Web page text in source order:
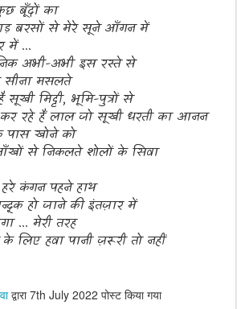
बूँदों का
बरसों से मेरे सूने आँगन में
में ...
अभी-अभी इस रस्ते से
सीना मसलते
मिट्टी, भूमि-पुत्रों से
कर रहे हैं लाल जो सूखी धरती का आनन
पास खोने को
से निकलते शोलों के सिवा
कंगन पहने हाथ
हो जाने की इंतज़ार में
... मेरी तरह
हवा पानी ज़रूरी तो नहीं
द्वारा7th July 2022 पोस्ट किया गया